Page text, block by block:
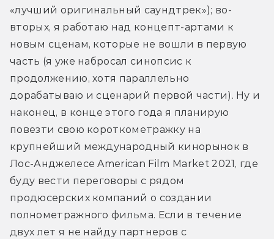
«лучший оригинальный саундтрек»); во-
вторых, я работаю над концепт-артами к
новым сценам, которые не вошли в первую
часть (я уже набросал синопсис к
продолжению, хотя параллельно
дорабатываю и сценарий первой части). Ну и
наконец, в конце этого года я планирую
повезти свою короткометражку на
крупнейший международный кинорынок в
Лос-Анджелесе American Film Market 2021, где
буду вести переговоры с рядом
продюсерских компаний о создании
полнометражного фильма. Если в течение
двух лет я не найду партнеров с